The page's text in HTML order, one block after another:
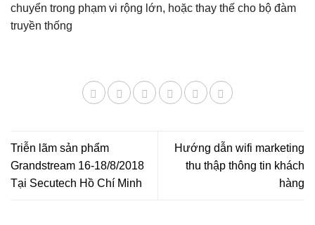
chuyển trong phạm vi rộng lớn, hoặc thay thế cho bộ đàm
truyền thống
Triễn lãm sản phẩm
Grandstream 16-18/8/2018
Tại Secutech Hồ Chí Minh
Hướng dẫn wifi marketing
thu thập thông tin khách
hàng